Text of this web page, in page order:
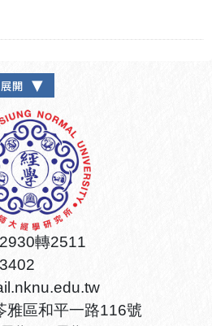
轉2511
雅區和平一路116號